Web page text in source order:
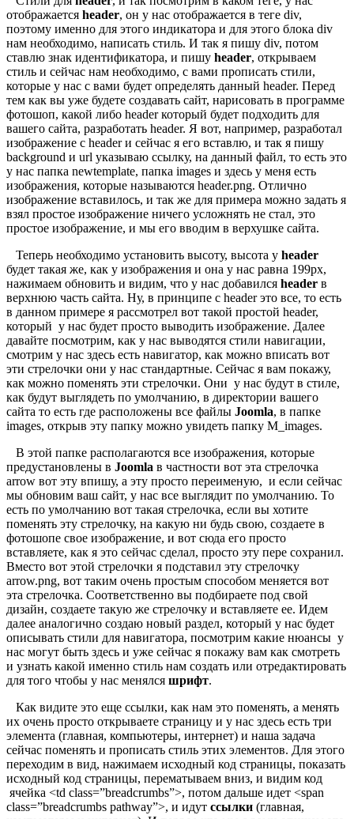
отображается header, он у нас отображается в теге div,
поэтому именно для этого индикатора и для этого блока div
нам необходимо, написать стиль. И так я пишу div, потом
ставлю знак идентификатора, и пишу header, открываем
стиль и сейчас нам необходимо, с вами прописать стили,
которые у нас с вами будет определять данный header. Перед
тем как вы уже будете создавать сайт, нарисовать в программе
фотошоп, какой либо header который будет подходить для
вашего сайта, разработать header. Я вот, например, разработал
изображение с header и сейчас я его вставлю, и так я пишу
background и url указываю ссылку, на данный файл, то есть это
у нас папка newtemplate, папка images и здесь у меня есть
изображения, которые называются header.png. Отлично
изображение вставилось, и так же для примера можно задать я
взял простое изображение ничего усложнять не стал, это
простое изображение, и мы его вводим в верхушке сайта.
Теперь необходимо установить высоту, высота у header
будет такая же, как у изображения и она у нас равна 199px,
нажимаем обновить и видим, что у нас добавился header в
верхнюю часть сайта. Ну, в принципе с header это все, то есть
в данном примере я рассмотрел вот такой простой header,
который у нас будет просто выводить изображение. Далее
давайте посмотрим, как у нас выводятся стили навигации,
смотрим у нас здесь есть навигатор, как можно вписать вот
эти стрелочки они у нас стандартные. Сейчас я вам покажу,
как можно поменять эти стрелочки. Они у нас будут в стиле,
как будут выглядеть по умолчанию, в директории вашего
сайта то есть где расположены все файлы Joomla, в папке
images, открыв эту папку можно увидеть папку M_images.
В этой папке располагаются все изображения, которые
предустановлены в Joomla в частности вот эта стрелочка
arrow вот эту впишу, а эту просто переименую, и если сейчас
мы обновим ваш сайт, у нас все выглядит по умолчанию. То
есть по умолчанию вот такая стрелочка, если вы хотите
поменять эту стрелочку, на какую ни будь свою, создаете в
фотошопе свое изображение, и вот сюда его просто
вставляете, как я это сейчас сделал, просто эту пере сохранил.
Вместо вот этой стрелочки я подставил эту стрелочку
arrow.png, вот таким очень простым способом меняется вот
эта стрелочка. Соответственно вы подбираете под свой
дизайн, создаете такую же стрелочку и вставляете ее. Идем
далее аналогично создаю новый раздел, который у нас будет
описывать стили для навигатора, посмотрим какие нюансы у
нас могут быть здесь и уже сейчас я покажу вам как смотреть
и узнать какой именно стиль нам создать или отредактировать
для того чтобы у нас менялся шрифт.
Как видите это еще ссылки, как нам это поменять, а менять
их очень просто открываете страницу и у нас здесь есть три
элемента (главная, компьютеры, интернет) и наша задача
сейчас поменять и прописать стиль этих элементов. Для этого
переходим в вид, нажимаем исходный код страницы, показать
исходный код страницы, перематываем вниз, и видим код
ячейка <td class=”breadcrumbs”>, потом дальше идет <span
class=”breadcrumbs pathway”>, и идут ссылки (главная,